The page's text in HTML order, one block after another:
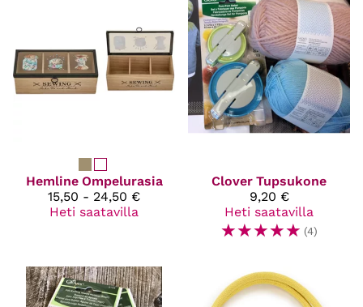
Hemline Ompelurasia
15,50 - 24,50 €
Heti saatavilla
Clover Tupsukone
9,20 €
Heti saatavilla
☆☆☆☆☆ (4)